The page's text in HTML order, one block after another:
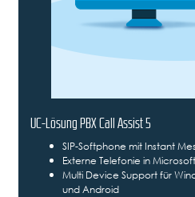
UC-Lösung PBX Call Assist 5
SIP-Softphone mit Instant
Externe Telefonie in
Multi Device Support für
und Android